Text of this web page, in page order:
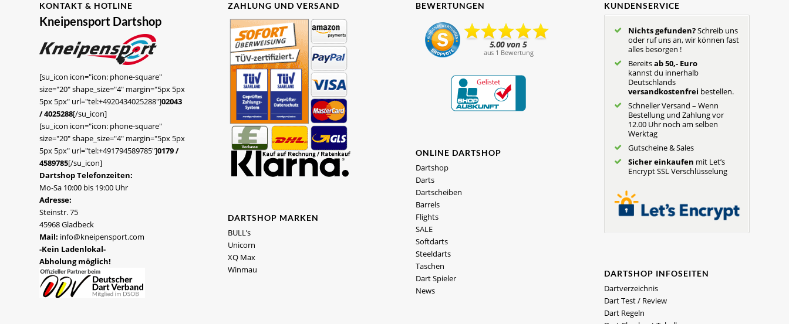
KONTAKT & HOTLINE
Kneipensport Dartshop
[su_icon icon="icon: phone-square"
size="20" shape_size="4" margin="5px 5px
5px 5px" url="tel:+4920434025288"]02043
/ 4025288[/su_icon]
[su_icon icon="icon: phone-square"
size="20" shape_size="4" margin="5px 5px
5px 5px" url="tel:+491794589785"]0179 /
4589785[/su_icon]
Dartshop Telefonzeiten:
Mo-Sa 10:00 bis 19:00 Uhr
Adresse:
Steinstr. 75
45968 Gladbeck
Mail: info@kneipensport.com
-Kein Ladenlokal-
Abholung möglich!
ZAHLUNG UND VERSAND
DARTSHOP MARKEN
BULL’s
Unicorn
XQ Max
Winmau
BEWERTUNGEN
ONLINE DARTSHOP
Dartshop
Darts
Dartscheiben
Barrels
Flights
SALE
Softdarts
Steeldarts
Taschen
Dart Spieler
News
KUNDENSERVICE
Nichts gefunden?Schreib uns
oder ruf uns an, wir können fast
alles besorgen !
Bereitsab 50,- Euro
kannst du innerhalb
Deutschlands
versandkostenfrei bestellen.
Schneller Versand – Wenn
Bestellung und Zahlung vor
12.00 Uhr noch am selben
Werktag
Gutscheine & Sales
Sicher einkaufen mit Let’s
Encrypt SSL Verschlüsselung
DARTSHOP INFOSEITEN
Dartverzeichnis
Dart Test / Review
Dart Regeln